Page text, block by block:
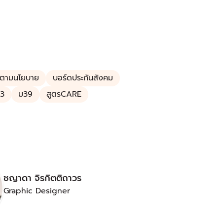
ามนโยบาย
บอร์ดประกันสังคม
ม39
สูตรCARE
ชญาดา จิรกิตติถาวร
Graphic Designer